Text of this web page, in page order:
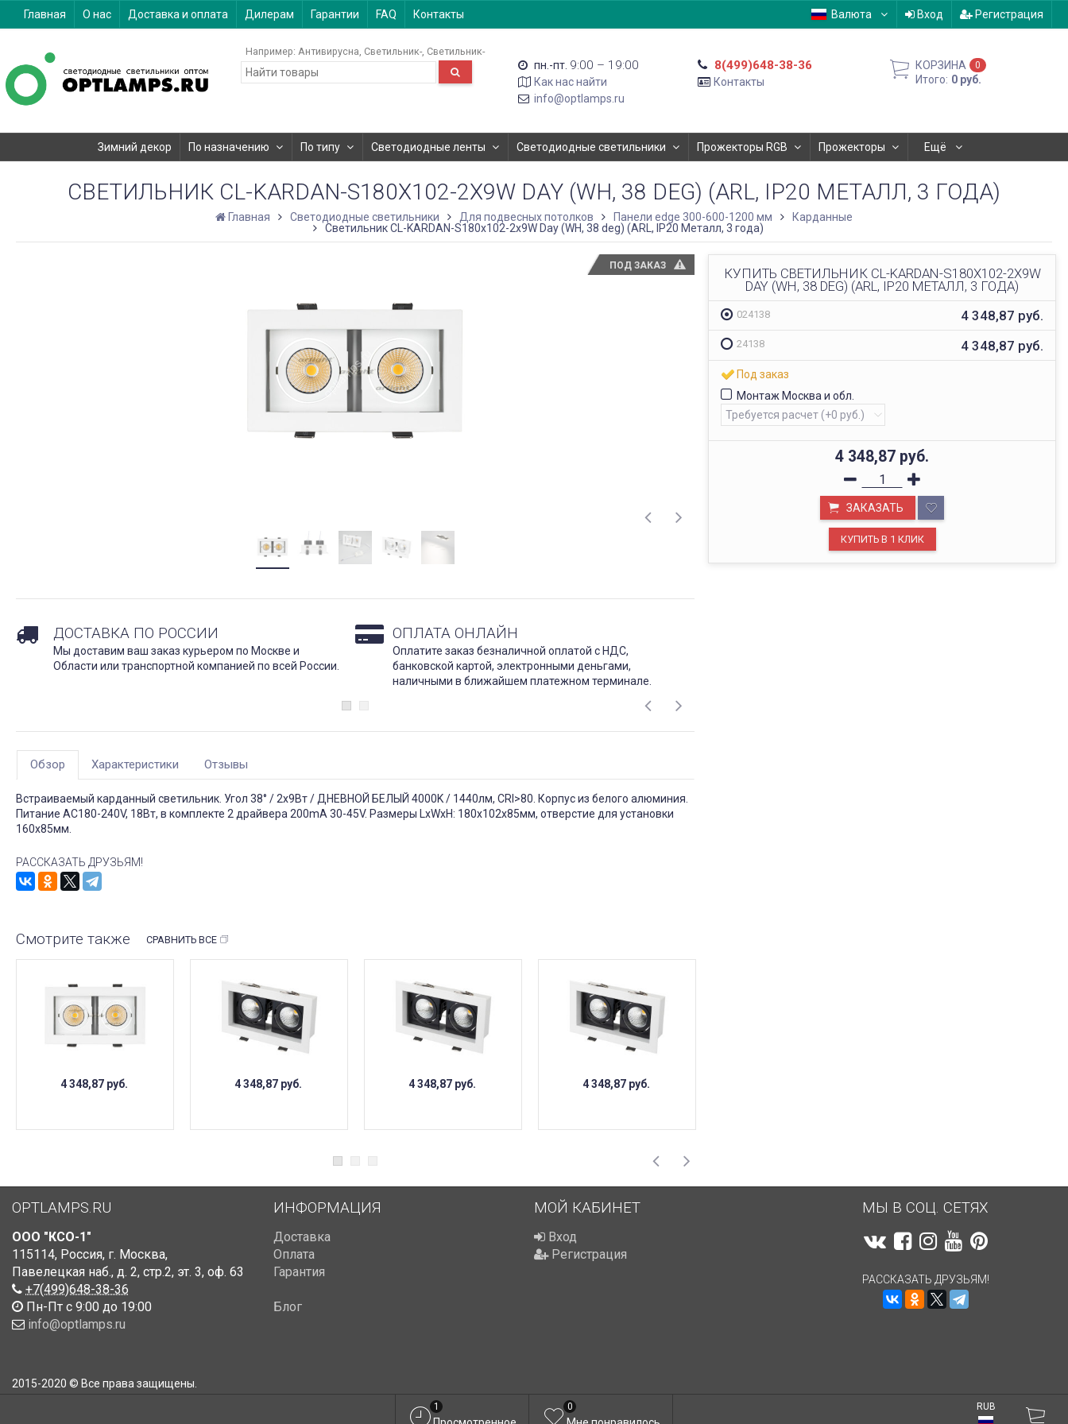
Главная О нас Доставка и оплата Дилерам Гарантии FAQ Контакты Валюта Вход Регистрация
Например: Антивирусна Светильник- Светильник-
пн.-пт. 9:00 – 19:00
Как нас найти
info@optlamps.ru
8(499)648-38-36
Контакты
КОРЗИНА 0
Итого: 0 руб.
Зимний декор По назначению По типу Светодиодные ленты Светодиодные светильники Прожекторы RGB Прожекторы Ещё
СВЕТИЛЬНИК CL-KARDAN-S180X102-2X9W DAY (WH, 38 DEG) (ARL, IP20 МЕТАЛЛ, 3 ГОДА)
Главная Светодиодные светильники Для подвесных потолков Панели edge 300-600-1200 мм
Карданные
Светильник CL-KARDAN-S180x102-2x9W Day (WH, 38 deg) (ARL, IP20 Металл, 3 года)
ПОД ЗАКАЗ
КУПИТЬ СВЕТИЛЬНИК CL-KARDAN-S180X102-2X9W
DAY (WH, 38 DEG) (ARL, IP20 МЕТАЛЛ, 3 ГОДА)
024138 4 348,87 руб.
24138 4 348,87 руб.
Под заказ
Монтаж Москва и обл.
4 348,87 руб.
ЗАКАЗАТЬ
ДОСТАВКА ПО РОССИИ
Мы доставим ваш заказ курьером по Москве и
Области или транспортной компанией по всей России.
ОПЛАТА ОНЛАЙН
Оплатите заказ безналичной оплатой с НДС,
банковской картой, электронными деньгами,
наличными в ближайшем платежном терминале.
Обзор Характеристики Отзывы
Встраиваемый карданный светильник. Угол 38° / 2x9Вт / ДНЕВНОЙ БЕЛЫЙ 4000K / 1440лм, CRI>80. Корпус из белого алюминия.
Питание AC180-240V, 18Вт, в комплекте 2 драйвера 200mA 30-45V. Размеры LxWxH: 180х102x85мм, отверстие для установки
160x85мм.
РАССКАЗАТЬ ДРУЗЬЯМ!
Смотрите также СРАВНИТЬ ВСЕ
4 348,87 руб. 4 348,87 руб. 4 348,87 руб. 4 348,87 руб.
OPTLAMPS.RU
ООО "КСО-1"
115114, Россия, г. Москва,
Павелецкая наб., д. 2, стр.2, эт. 3, оф. 63
+7(499)648-38-36
Пн-Пт с 9:00 до 19:00
info@optlamps.ru
ИНФОРМАЦИЯ
Доставка
Оплата
Гарантия
Блог
МОЙ КАБИНЕТ
Вход
Регистрация
МЫ В СОЦ. СЕТЯХ
РАССКАЗАТЬ ДРУЗЬЯМ!
2015-2020 © Все права защищены.
1 0 RUB